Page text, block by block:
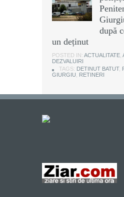
după
un deținut
POSTED IN: ACTUALITATE,
DEZVALUIRI
TAGS: DETINUT BATUT,
GIURGIU, RETINERI